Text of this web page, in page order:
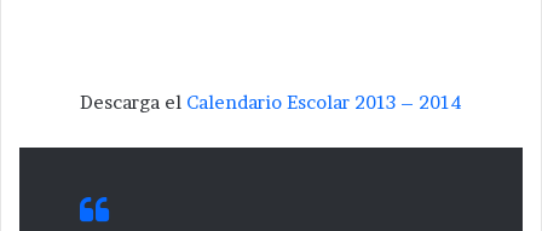
Descarga el Calendario Escolar 2013 – 2014